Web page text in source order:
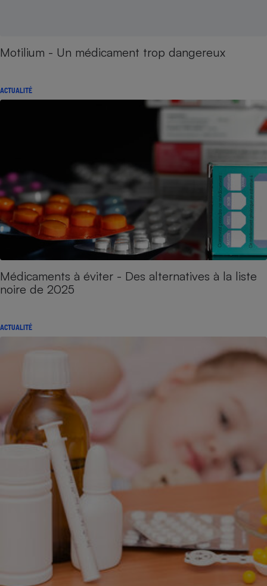
Motilium - Un médicament trop dangereux
ACTUALITÉ
Médicaments à éviter - Des alternatives à la liste
noire de 2025
ACTUALITÉ